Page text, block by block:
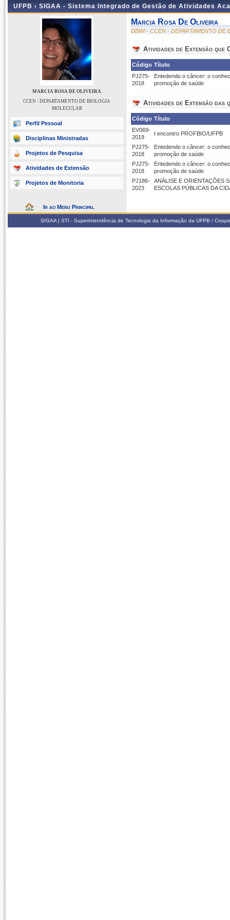
UFPB › SIGAA - Sistema Integrado de Gestão de Atividades
MARCIA ROSA DE OLIVEIRA
CCEN - DEPARTAMENTO DE BIOLOGIA
MOLECULAR
Perfil Pessoal
Disciplinas Ministradas
Projetos de Pesquisa
Atividades de Extensão
Projetos de Monitoria
Ir ao Menu Principal
Marcia Rosa De Oliveira
DBIM - CCEN - DEPARTAMENTO DE
Atividades de Extensão que
Código Título
PJ275-
2018
Entedendo o câncer: o
promoção de saúde
Atividades de Extensão das
Código Título
EV069-
2019
I encontro PROFBIO/UFPB
PJ275-
2018
Entedendo o câncer: o
promoção de saúde
PJ275-
2018
Entedendo o câncer: o
promoção de saúde
PJ186-
2023
ANÁLISE E ORIENTAÇÕES
ESCOLAS PÚBLICAS DA
SIGAA | STI - Superintendência de Tecnologia da Informação da UFPB /